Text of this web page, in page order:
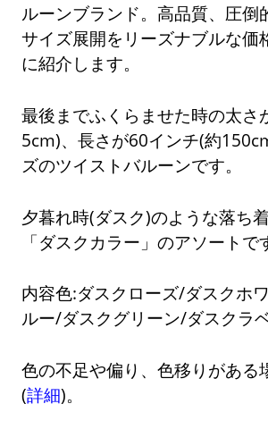
ルーンブランド。高品質、圧倒
サイズ展開をリーズナブルな価
に紹介します。
最後までふくらませた時の太さ
5cm)、長さが60インチ(約
ズのツイストバルーンです。
夕暮れ時(ダスク)のような落ち
「ダスクカラー」のアソートで
内容色:ダスクローズ/ダスクホ
ルー/ダスクグリーン/ダスクラ
色の不足や偏り、色移りがある
(詳細)。